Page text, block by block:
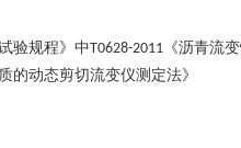
验规程》中T0628-2011 《沥青流
的动态剪切流变仪测定法》